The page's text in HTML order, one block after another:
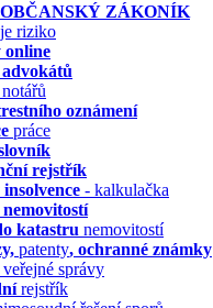
ZÁKONÍK
je riziko
online
advokátů
oznámení
práce
rejstřík
- kalkulačka
katastru nemovitostí
patenty, ochranné známky
veřejné správy
rejstřík